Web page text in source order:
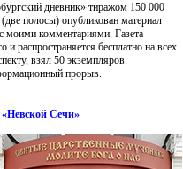
дневник» тиражом 150 000
(две полосы) опубликован материал
моими комментариями. Газета
распространяется бесплатно на всех
взял 50 экземпляров.
прорыв.
«Невской Сечи»